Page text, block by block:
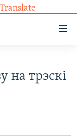
Translate
на трэскі